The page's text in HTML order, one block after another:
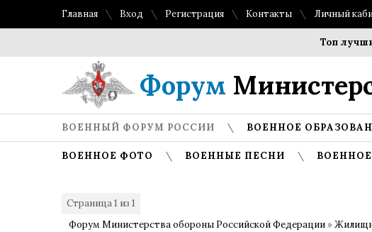
Главная Вход Регистрация Контакты Личный
Топ лучших
Форум
ВОЕННЫЙ ФОРУМ РОССИИ ВОЕННОЕ
ВОЕННОЕ ФОТО ВОЕННЫЕ ПЕСНИ
Страница1 из 1
Форум Министерства обороны Российской Федерации »